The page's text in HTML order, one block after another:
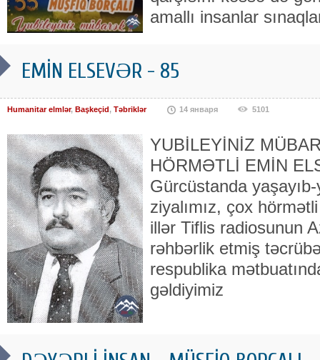
amallı insanlar
EMİN ELSEVƏR - 85
Humanitar elmlər, Başkeçid, Təbriklər 14 января 5101
YUBİLEYİNİZ
HÖRMƏTLİ EMİN
Gürcüstanda
ziyalımız, çox
illər Tiflis radiosunun
rəhbərlik etmiş
respublika
gəldiyimiz